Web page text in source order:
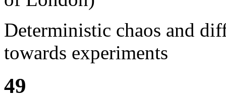
Deterministic chaos and
towards experiments
49